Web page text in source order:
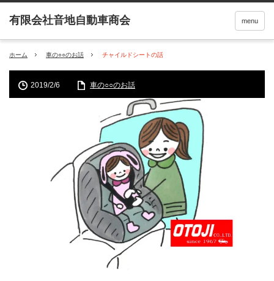
menu
ホーム 車の○○のお話 チャイルドシートの話
2019/2/6 車の○○のお話